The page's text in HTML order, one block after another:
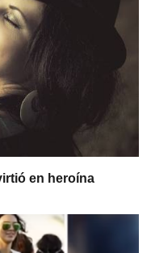
en heroína